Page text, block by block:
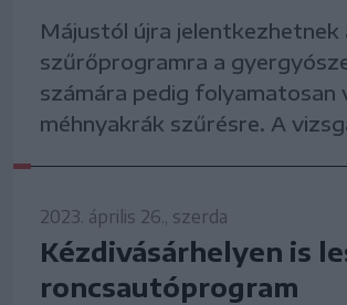
Májustól újra
szűrőprogramra a
számára pedig folyamatosan
méhnyakrák szűrésre. A
2023. április 26., szerda
Kézdivásárhelyen is
roncsautóprogram